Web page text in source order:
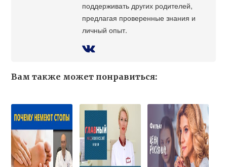
поддерживать других родителей,
предлагая проверенные знания и
личный опыт.
Вам также может понравиться: